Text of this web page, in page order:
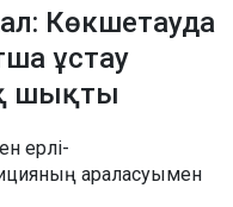
Көкшетауда
ұстау
шықты
ерлі-
араласуымен